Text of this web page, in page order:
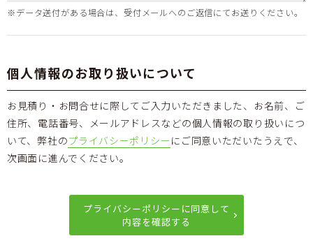
※データ送付がある場合は、受付メールへのご返信にてお送りください。
個人情報のお取り扱いについて
お見積り・お問合せに際してご入力いただきました、お名前、ご
住所、電話番号、メールアドレスなどの個人情報の取り扱いにつ
いて、弊社のプライバシーポリシー にご同意いただいたうえで、
次画面に進んでください。
プライバシーポリシーに同意して
内容を確認する